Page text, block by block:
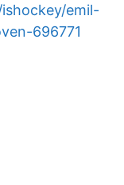
emil-
696771